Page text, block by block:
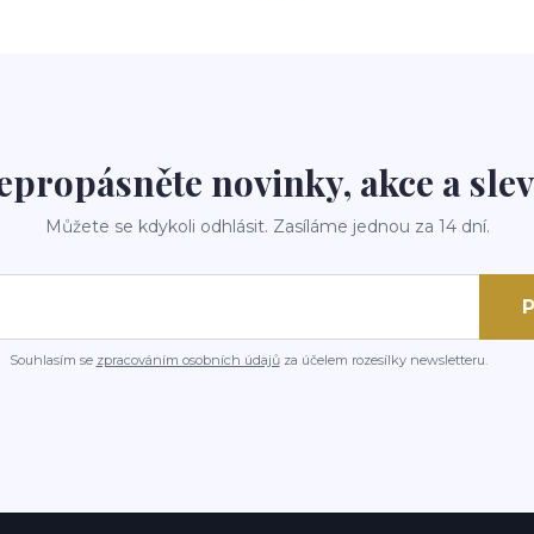
novinky, akce a
Můžete se kdykoli odhlásit. Zasíláme jednou za 14 dní.
Souhlasím se zpracováním osobních údajůza účelem rozesílky newsletteru.